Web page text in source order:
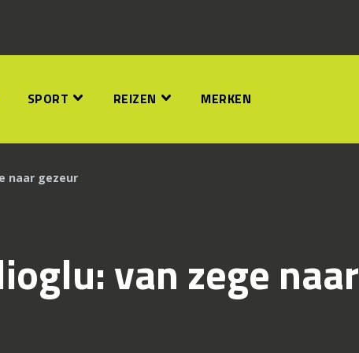
SPORT REIZEN MERKEN
naar gezeur
van zege naar